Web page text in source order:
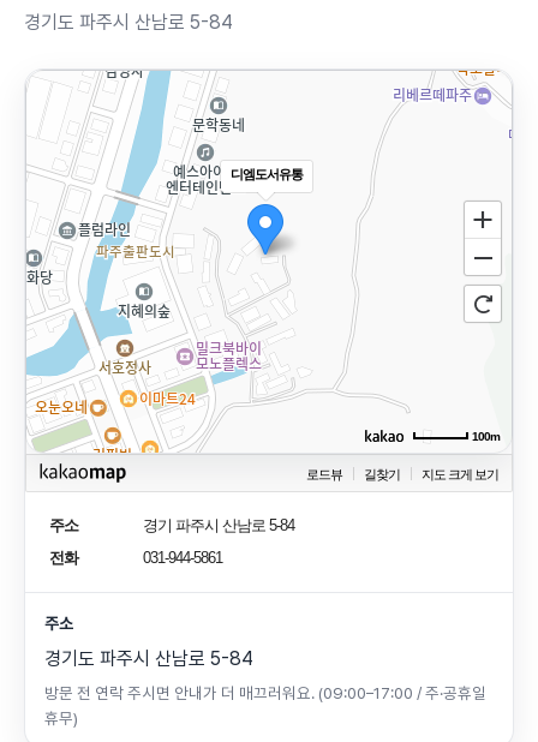
경기도 파주시 산남로 5-84
디엠도서유통
100m
로드뷰 길찾기 지도 크게 보기
주소
경기 파주시 산남로 5-84
전화
031-944-5861
주소
경기도 파주시 산남로 5-84
방문 전 연락 주시면 안내가 더 매끄러워요. (09:00–17:00 / 주·공휴일
휴무)